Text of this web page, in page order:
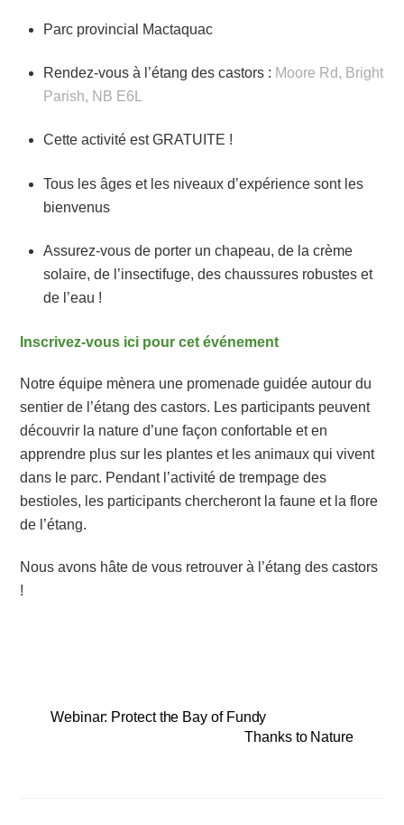
Parc provincial Mactaquac
Rendez-vous à l’étang des castors : Moore Rd, Bright
Parish, NB E6L
Cette activité est GRATUITE !
Tous les âges et les niveaux d’expérience sont les
bienvenus
Assurez-vous de porter un chapeau, de la crème
solaire, de l’insectifuge, des chaussures robustes et
de l’eau !
Inscrivez-vous ici pour cet événement
Notre équipe mènera une promenade guidée autour du
sentier de l’étang des castors. Les participants peuvent
découvrir la nature d’une façon confortable et en
apprendre plus sur les plantes et les animaux qui vivent
dans le parc. Pendant l’activité de trempage des
bestioles, les participants chercheront la faune et la flore
de l’étang.
Nous avons hâte de vous retrouver à l’étang des castors
!
Webinar: Protect the Bay of Fundy
Thanks to Nature